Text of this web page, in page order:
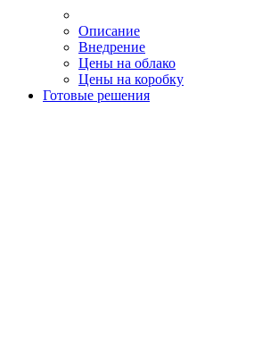
Описание
Внедрение
Цены на облако
Цены на коробку
Готовые решения